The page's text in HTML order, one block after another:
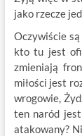
jako rzecze
Oczywiście
kto tu jest
zmieniają
miłości jest
wrogowie,
ten naród
atakowany?